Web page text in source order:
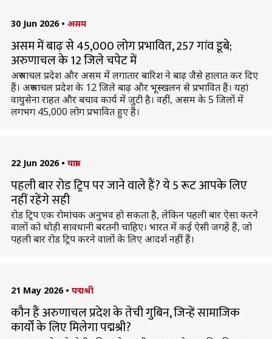
30 Jun 2026 • असम
असम में बाढ़ से 45,000 लोग प्रभावित, 257 गांव डूबे;
अरुणाचल के 12 जिले चपेट में
अरुणाचल प्रदेश और असम में लगातार बारिश ने बाढ़ जैसे हालात कर दिए
हैं। अरुणाचल प्रदेश के 12 जिले बाढ़ और भूस्खलन से प्रभावित हैं। यहां
वायुसेना राहत और बचाव कार्य में जुटी है। वहीं, असम के 5 जिलों में
लगभग 45,000 लोग प्रभावित हुए हैं।
22 Jun 2026 • यात्रा
पहली बार रोड ट्रिप पर जाने वाले हैं? ये 5 रूट आपके लिए
नहीं रहेंगे सही
रोड ट्रिप एक रोमांचक अनुभव हो सकता है, लेकिन पहली बार ऐसा करने
वालों को थोड़ी सावधानी बरतनी चाहिए। भारत में कई ऐसी जगहें हैं, जो
पहली बार रोड ट्रिप करने वालों के लिए आदर्श नहीं हैं।
21 May 2026 • पद्मश्री
कौन हैं अरुणाचल प्रदेश के तेची गुबिन, जिन्हें सामाजिक
कार्यों के लिए मिलेगा पद्मश्री?